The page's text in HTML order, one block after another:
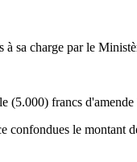
sa charge par le
francs
le montant